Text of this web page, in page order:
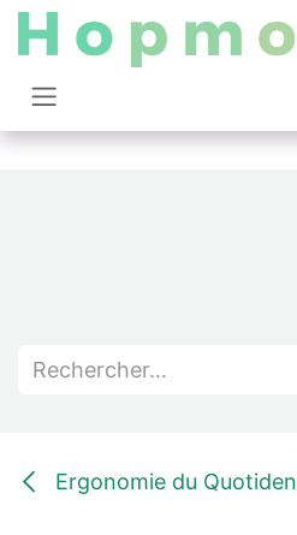
Se rendre au contenu
Ergonomie du Quotiden